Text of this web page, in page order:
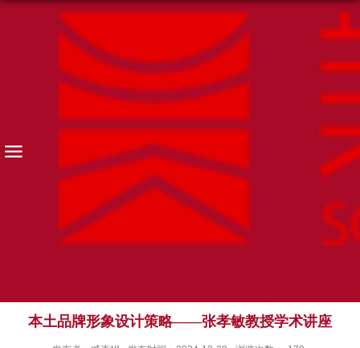
本土品牌形象设计策略——张孝敏教授学术讲座